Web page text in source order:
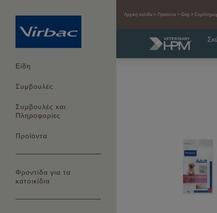
Είδη
Συμβουλές
Συμβουλές και
Πληροφορίες
Προϊόντα
Φροντίδα για τα
κατοικίδια
Αρχική σελίδα Προϊόντα Dog